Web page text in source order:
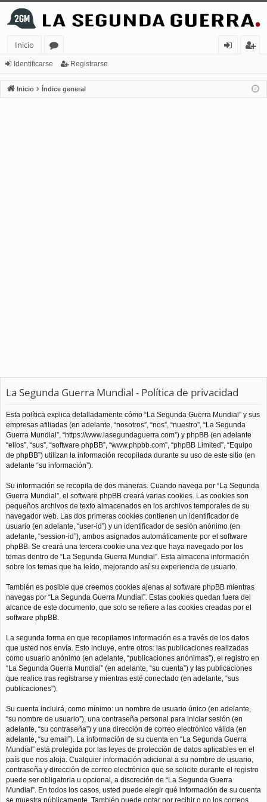
Inicio
or
os
nt
ifi
ist
ra
Identificarse Registrarse
Inicio Índice general
La Segunda Guerra Mundial - Política de privacidad
Esta política explica detalladamente cómo “La Segunda Guerra Mundial” y sus
empresas afiliadas (en adelante, “nosotros”, “nos”, “nuestro”, “La Segunda
Guerra Mundial”, “https://www.lasegundaguerra.com”) y phpBB (en adelante
“ellos”, “sus”, “software phpBB”, “www.phpbb.com”, “phpBB Limited”, “Equipo
de phpBB”) utilizan la información recopilada durante su uso de este sitio (en
adelante “su información”).
Su información se recopila de dos maneras. Cuando navega por “La Segunda
Guerra Mundial”, el software phpBB creará varias cookies. Las cookies son
pequeños archivos de texto almacenados en los archivos temporales de su
navegador web. Las dos primeras cookies contienen un identificador de
usuario (en adelante, “user-id”) y un identificador de sesión anónimo (en
adelante, “session-id”), ambos asignados automáticamente por el software
phpBB. Se creará una tercera cookie una vez que haya navegado por los
temas dentro de “La Segunda Guerra Mundial”. Esta almacena información
sobre los temas que ha leído, mejorando así su experiencia de usuario.
También es posible que creemos cookies ajenas al software phpBB mientras
navegas por “La Segunda Guerra Mundial”. Estas cookies quedan fuera del
alcance de este documento, que solo se refiere a las cookies creadas por el
software phpBB.
La segunda forma en que recopilamos información es a través de los datos
que usted nos envía. Esto incluye, entre otros: las publicaciones realizadas
como usuario anónimo (en adelante, “publicaciones anónimas”), el registro en
“La Segunda Guerra Mundial” (en adelante, “su cuenta”) y las publicaciones
que realice tras registrarse y mientras esté conectado (en adelante, “sus
publicaciones”).
Su cuenta incluirá, como mínimo: un nombre de usuario único (en adelante,
“su nombre de usuario”), una contraseña personal para iniciar sesión (en
adelante, “su contraseña”) y una dirección de correo electrónico válida (en
adelante, “su email”). La información de su cuenta en “La Segunda Guerra
Mundial” está protegida por las leyes de protección de datos aplicables en el
país que nos aloja. Cualquier información adicional a su nombre de usuario,
contraseña y dirección de correo electrónico que se solicite durante el registro
puede ser obligatoria u opcional, a discreción de “La Segunda Guerra
Mundial”. En todos los casos, usted puede elegir qué información de su cuenta
se muestra públicamente. También puede optar por recibir o no los correos